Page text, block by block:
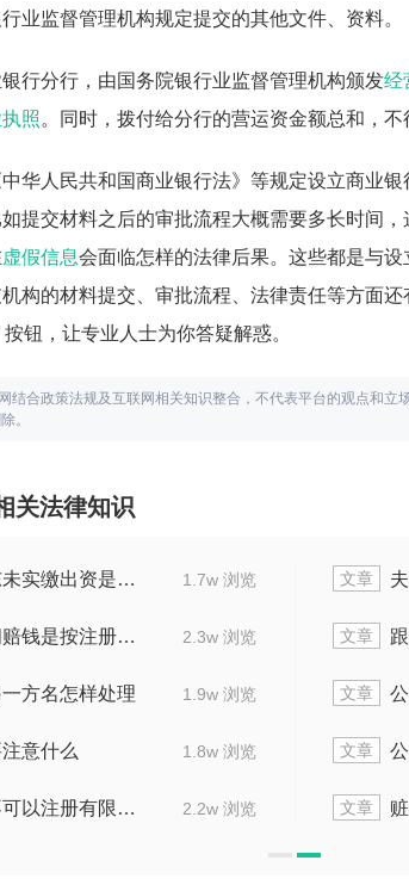
业监督管理机构规定提交的其他文件、资料。
行分行，由国务院银行业监督管理机构颁发经
照。同时，拨付给分行的营运资金额总和，
华人民共和国商业银行法》等规定设立商业
提交材料之后的审批流程大概需要多长时间
虚假信息会面临怎样的法律后果。这些都是与
构的材料提交、审批流程、法律责任等方面
按钮，让专业人士为你答疑解惑。
结合政策法规及互联网相关知识整合，不代表平台的观点和立
。
关法律知识
1.7w 浏览
资是否负有连带责任 文章
2.3w 浏览
按注册资本赔的吗 文章
1.9w 浏览
方名怎样处理 文章
1.8w 浏览
意什么 文章 公
2.2w 浏览
注册有限公司 文章